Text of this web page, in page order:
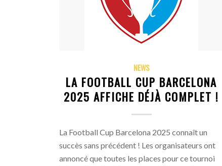
NEWS
LA FOOTBALL CUP BARCELONA
2025 AFFICHE DÉJÀ COMPLET !
La Football Cup Barcelona 2025 connaît un
succès sans précédent ! Les organisateurs ont
annoncé que toutes les places pour ce tournoi